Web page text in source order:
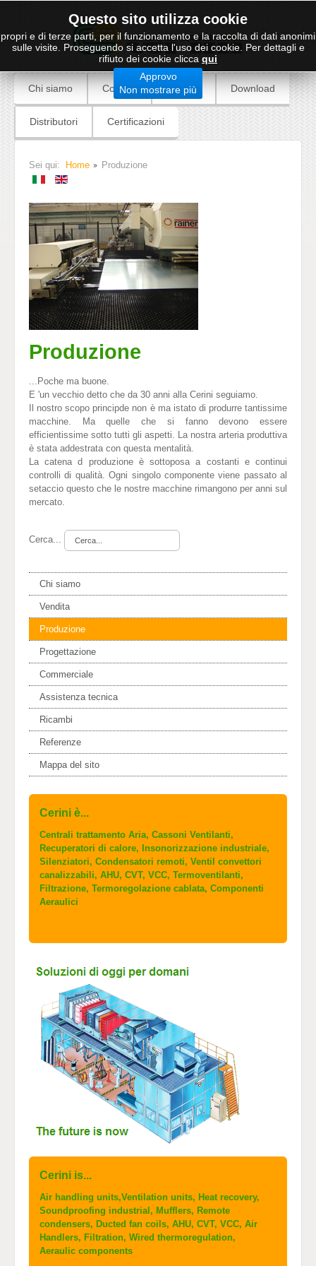
Chi siamo Contatti Prodotti Download
Distributori Certificazioni
Sei qui: Home Produzione
Produzione
...Poche ma buone.
E 'un vecchio detto che da 30 anni alla Cerini seguiamo.
Il nostro scopo principde non è ma istato di produrre tantissime
macchine. Ma quelle che si fanno devono essere
efficientissime sotto tutti gli aspetti. La nostra arteria produttiva
è stata addestrata con questa mentalità.
La catena d produzione è sottoposa a costanti e continui
controlli di qualità. Ogni singolo componente viene passato al
setaccio questo che le nostre macchine rimangono per anni sul
mercato.
Cerca...
Chi siamo
Vendita
Produzione
Progettazione
Commerciale
Assistenza tecnica
Ricambi
Referenze
Mappa del sito
Cerini è...
Centrali trattamento Aria, Cassoni Ventilanti,
Recuperatori di calore, Insonorizzazione industriale,
Silenziatori, Condensatori remoti, Ventil convettori
canalizzabili, AHU, CVT, VCC, Termoventilanti,
Filtrazione, Termoregolazione cablata, Componenti
Aeraulici
Cerini is...
Air handling units,Ventilation units, Heat recovery,
Soundproofing industrial, Mufflers, Remote
condensers, Ducted fan coils, AHU, CVT, VCC, Air
Handlers, Filtration, Wired thermoregulation,
Aeraulic components
Questo sito utilizza cookie
propri e di terze parti, per il funzionamento e la raccolta di dati anonimi
sulle visite. Proseguendo si accetta l'uso dei cookie. Per dettagli e
rifiuto dei cookie clicca qui
Approvo
Non mostrare più